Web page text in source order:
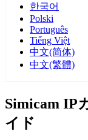
한국어
Polski
Português
Tiếng Việt
中文(简体)
中文(繁體)
Simicam IP
イド